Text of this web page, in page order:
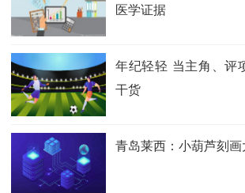
医学证据
年纪轻轻 当主角、评
干货
青岛莱西：小葫芦刻画